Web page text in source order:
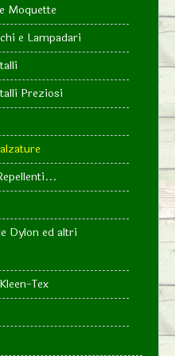
Moquette
e Lampadari
Preziosi
Dylon ed altri
Tex